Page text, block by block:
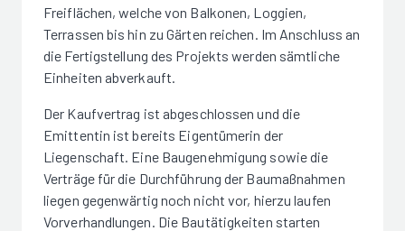
Freiflächen, welche von Balkonen, Loggien,
Terrassen bis hin zu Gärten reichen. Im Anschluss an
die Fertigstellung des Projekts werden sämtliche
Einheiten abverkauft.
Der Kaufvertrag ist abgeschlossen und die
Emittentin ist bereits Eigentümerin der
Liegenschaft. Eine Baugenehmigung sowie die
Verträge für die Durchführung der Baumaßnahmen
liegen gegenwärtig noch nicht vor, hierzu laufen
Vorverhandlungen. Die Bautätigkeiten starten